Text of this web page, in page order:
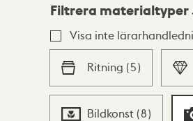
Lista Karta
Filtrera materialtyper
Visa inte
Ritning (5)
Bildkonst (8)